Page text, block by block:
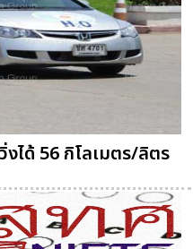
ได้ 56 กิโลเมตร/ลิตร